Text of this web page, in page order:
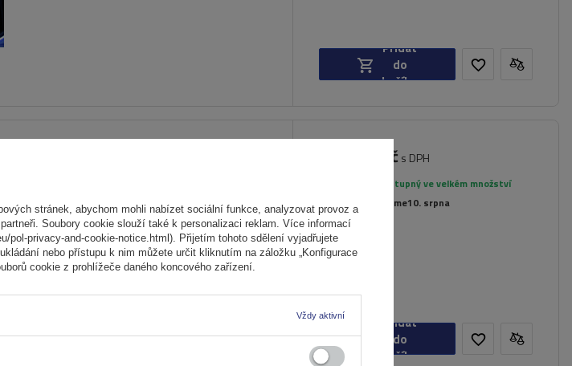
Přidat
do
košíku
4 341,00 Kč s DPH
Produkt dostupný ve velkém množství
Již nyní zašleme10. srpna
Přidat
do
košíku
stránek, abychom mohli nabízet sociální funkce, analyzovat provoz a
Soubory cookie slouží také k personalizaci reklam. Více informací
pol-privacy-and-cookie-notice.html). Přijetím tohoto sdělení vyjadřujete
nebo přístupu k nim můžete určit kliknutím na záložku „Konfigurace
cookie z prohlížeče daného koncového zařízení.
Vždy aktivní